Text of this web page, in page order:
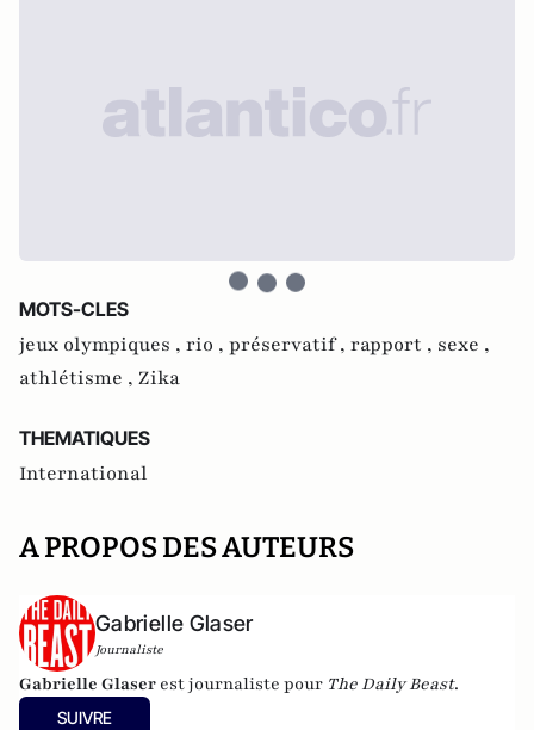
MOTS-CLES
jeux olympiques , rio , préservatif , rapport , sexe ,
athlétisme , Zika
THEMATIQUES
International
A PROPOS DES AUTEURS
Gabrielle Glaser
Journaliste
Gabrielle Glaser est journaliste pour The Daily Beast.
SUIVRE